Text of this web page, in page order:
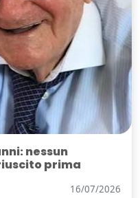
nessun
prima
16/07/2026